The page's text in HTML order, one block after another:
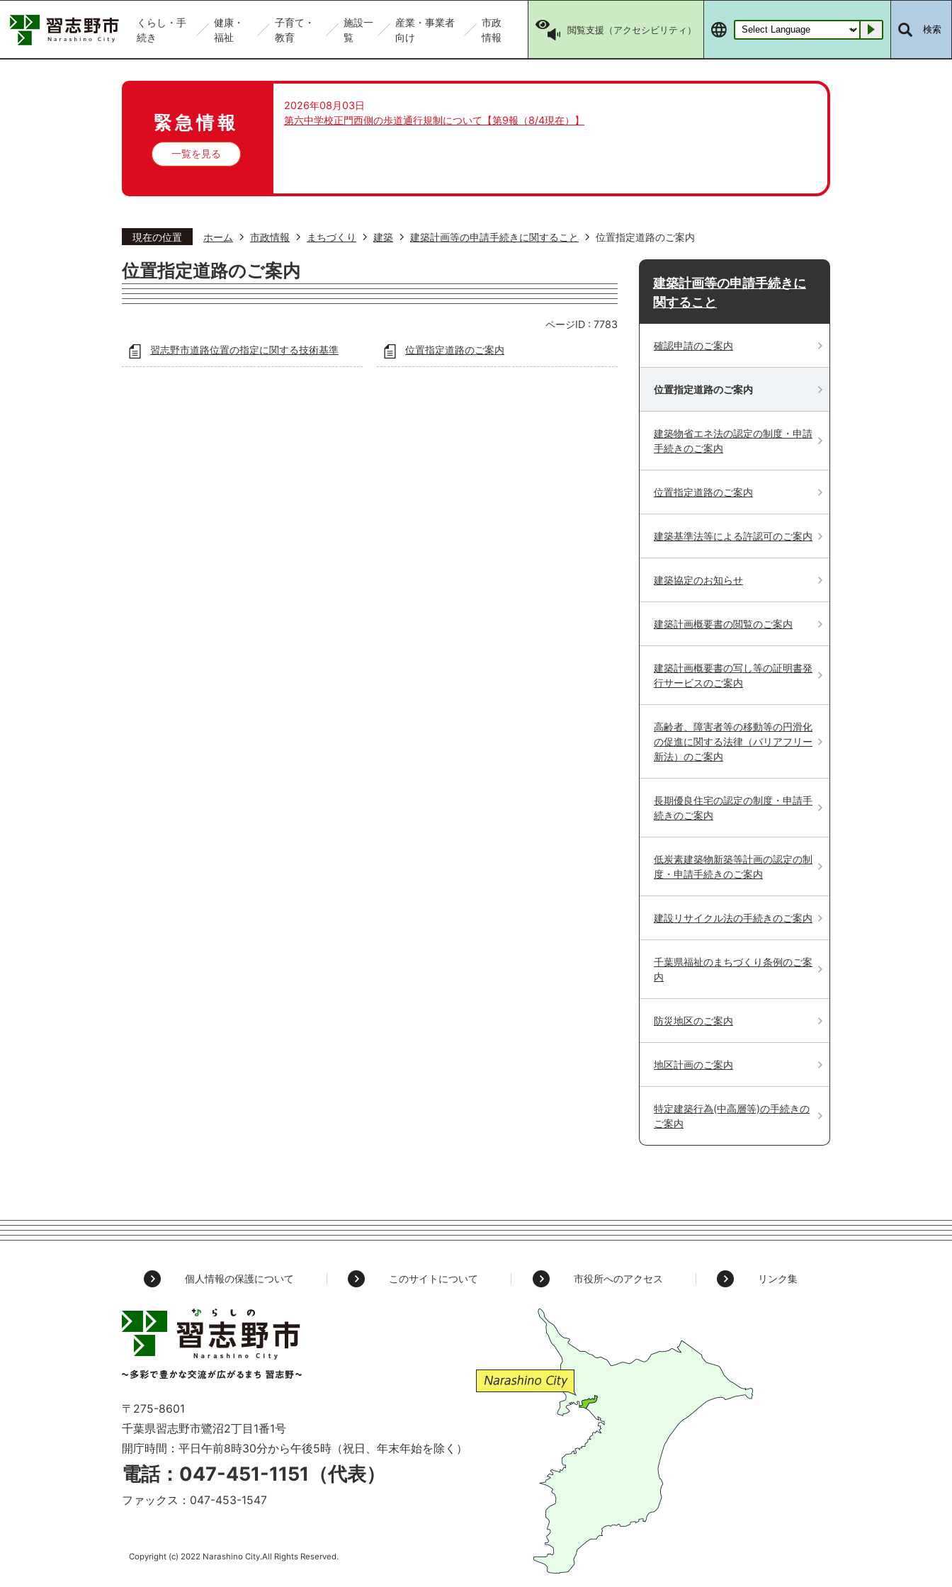
くらし・手
続き
健康・
福祉
子育て・
教育
施設一
覧
産業・事業者
向け
市政
情報
閲覧支援（アクセシビリティ） Go 検索
緊急情報
一覧を見る
2026年08月03日
第六中学校正門西側の歩道通行規制について【第9報（8/4現在）】
現在の位置 ホーム 市政情報 まちづくり 建築 建築計画等の申請手続きに関すること 位置指定道路のご案内
位置指定道路のご案内
ページID : 7783
習志野市道路位置の指定に関する技術基準 位置指定道路のご案内
建築計画等の申請手続きに
関すること
確認申請のご案内
位置指定道路のご案内
建築物省エネ法の認定の制度・申請
手続きのご案内
位置指定道路のご案内
建築基準法等による許認可のご案内
建築協定のお知らせ
建築計画概要書の閲覧のご案内
建築計画概要書の写し等の証明書発
行サービスのご案内
高齢者、障害者等の移動等の円滑化
の促進に関する法律（バリアフリー
新法）のご案内
長期優良住宅の認定の制度・申請手
続きのご案内
低炭素建築物新築等計画の認定の制
度・申請手続きのご案内
建設リサイクル法の手続きのご案内
千葉県福祉のまちづくり条例のご案
内
防災地区のご案内
地区計画のご案内
特定建築行為(中高層等)の手続きの
ご案内
個人情報の保護について このサイトについて 市役所へのアクセス リンク集
習
志
Narashino
～
多
彩
で
豊
か
な
交
広
〒275-8601
千葉県習志野市鷺沼2丁目1番1号
開庁時間：平日午前8時30分から午後5時（祝日、年末年始を除く）
電話：047-451-1151（代表）
ファックス：047-453-1547
Copyright (c) 2022 Narashino City.All Rights Reserved.